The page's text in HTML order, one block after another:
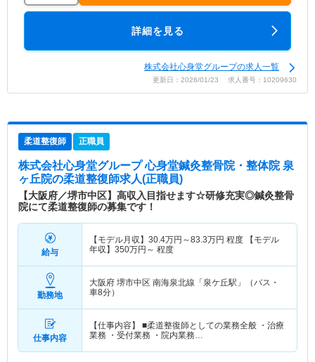
詳細を見る
株式会社心身堂グループの求人一覧
更新日：2026/01/23 求人番号：10209630
柔道整復師 正職員
株式会社心身堂グループ 心身堂鍼灸整骨院・整体院 泉
ヶ丘院の柔道整復師求人(正職員)
【大阪府／堺市中区】高収入目指せます☆研修充実◎鍼灸整骨
院にて柔道整復師の募集です！
給与
【モデル月収】 30.4万円～83.3万円 程度 【モデル
年収】 350万円～ 程度
勤務地
大阪府 堺市中区 南海泉北線「泉ケ丘駅」（バス・
車8分）
仕事内容
【仕事内容】 ■柔道整復師としての業務全般 ・治療
業務 ・受付業務 ・院内業務…